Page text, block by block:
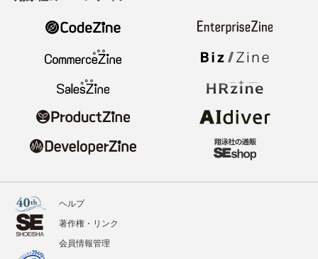
ヘルプ
著作権・リンク
会員情報管理